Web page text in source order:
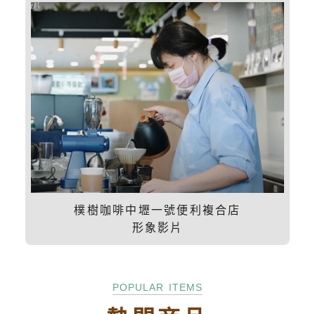
樸樹咖啡中壢一號便利複合店
形象影片
POPULAR ITEMS